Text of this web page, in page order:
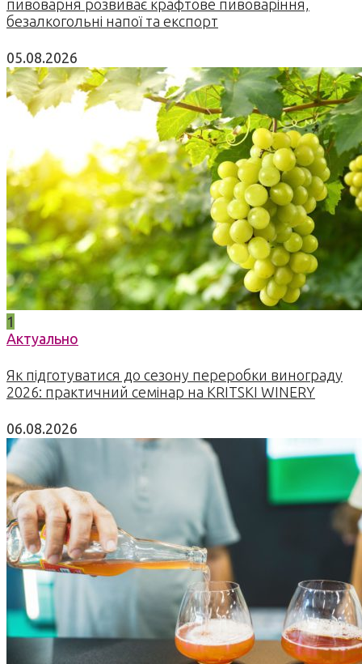
пивоварня розвиває крафтове пивоваріння,
безалкогольні напої та експорт
05.08.2026
1
Актуально
Як підготуватися до сезону переробки винограду
2026: практичний семінар на KRITSKI WINERY
06.08.2026